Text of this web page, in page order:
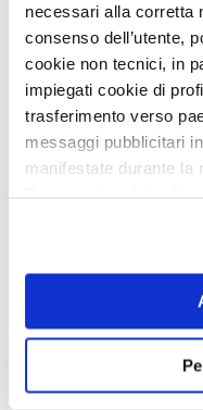
necessari alla corretta
consenso dell’utente,
cookie non tecnici, in
impiegati cookie di
trasferimento verso
messaggi pubblicitari
manifestate durante la
scelte privacy sui
dell’informativa
Chiudendo il banner
navigazione senza
il tuo consenso alla
F
G
H
I
J
K
L
M
N
O
X